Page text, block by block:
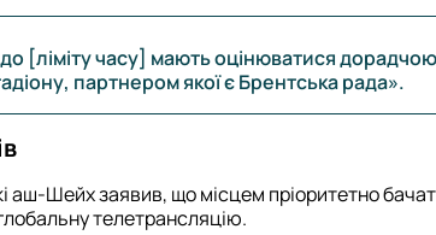
до [ліміту часу] мають оцінюватися дорадчою
партнером якої є Брентська рада».
аш-Шейх заявив, що місцем пріоритетно
телетрансляцію.